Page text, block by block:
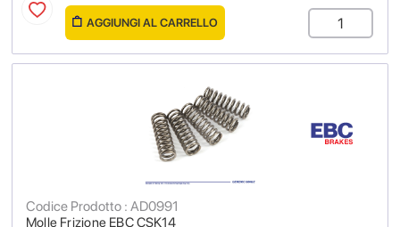
AGGIUNGI AL CARRELLO
Molle Frizione EBC CSK14
Codice Prodotto : AD0991